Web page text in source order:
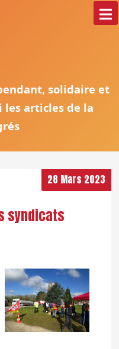
solidaire et
les articles de la
28 Mars 2023
syndicats